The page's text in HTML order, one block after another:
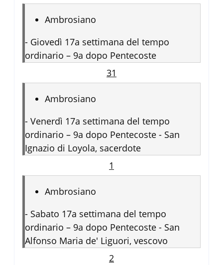
Ambrosiano
- Giovedì 17a settimana del tempo
ordinario – 9a dopo Pentecoste
31
Ambrosiano
- Venerdì 17a settimana del tempo
ordinario – 9a dopo Pentecoste - San
Ignazio di Loyola, sacerdote
1
Ambrosiano
- Sabato 17a settimana del tempo
ordinario – 9a dopo Pentecoste - San
Alfonso Maria de' Liguori, vescovo
2